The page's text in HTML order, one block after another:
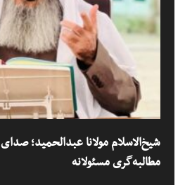
شیخ‌الاسلام مولانا عبدالحمید؛
مطالبه‌گری مسئولانه